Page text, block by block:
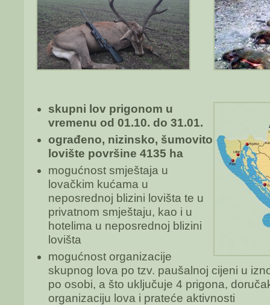
skupni lov prigonom u
vremenu od 01.10. do 31.01.
ograđeno, nizinsko, šumovito
lovište površine 4135 ha
mogućnost smještaja u
lovačkim kućama u
neposrednoj blizini lovišta te u
privatnom smještaju, kao i u
hotelima u neposrednoj blizini
lovišta
mogućnost organizacije
skupnog lova po tzv. paušalnoj cijeni u
po osobi, a što uključuje 4 prigona,
organizaciju lova i prateće aktivnosti